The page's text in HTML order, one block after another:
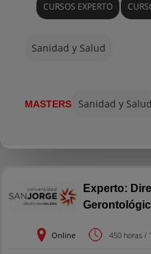
CURSOS EXPERTO
Sanidad y Salud
MASTERS Sanidad y Salud
Experto:
Online 450 horas /